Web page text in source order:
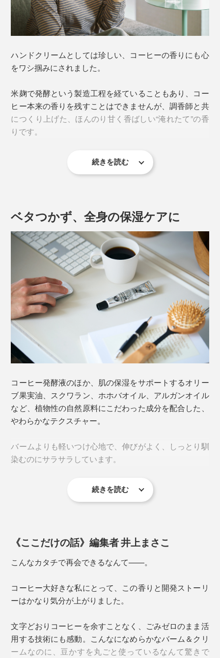
「お店で大量に出るコーヒーかす、何かに再利用できな
いかな」
オーナーのひと言が、『EVEREST』代表・橋本達史さ
STREAMER COFFEE COMPANYといえば、世界中か
ら多くのファンが訪れるニューウェーブコーヒーの国内
パイオニア。スケーターやミュージシャンなど、様々な
バックグラウンドを持ちながら、世界レベルの技術を誇
るバリスタたちが所属するコーヒーショップです。
最高の豆を探し求め、独自のセオリーでブレンド、その
豆の魅力を最大限に引き出すこだわりの焙煎を経て抽出
されるドリップやエスプレッソ。
それらの豆かすには、抗酸化作用として知られるポリフ
ェノールや消臭、保湿をサポートする油脂分が多く含ま
れています。
コスメとして再利用できる方法を模索するなか、辿り着
いたのが「余すところなくすべて使う」アップサイクル
ロテック）」を提供する、株式会社ソーイの発酵技術で
した。
ハンドクリームとしては珍しい、コーヒーの香りにも心
をワシ掴みにされました。
米麹で発酵という製造工程を経ていることもあり、コー
ヒー本来の香りを残すことはできませんが、調香師と共
につくり上げた、ほんのり甘く香ばしい“淹れたて”の香
りです。
香りの主張はひかえめ。肌に馴染ませた時にふわりと鼻
を通り抜け、やさしく漂う、自然体な香りづけです。
コーヒータイムや食事のジャマにならない香りだから、
バリスタたちも愛用中なんだとか。フローラルな香りが
苦手な男性にもぴったりです。
続きを読む
ベタつかず、全身の保湿ケアに
コーヒー発酵液のほか、肌の保湿をサポートするオリー
ブ果実油、スクワラン、ホホバオイル、アルガンオイル
など、植物性の自然原料にこだわった成分を配合した、
やわらかなテクスチャー。
バームよりも軽いつけ心地で、伸びがよく、しっとり馴
染むのにサラサラしています。
ベタつかないので仕事や家事の合間にも使いやすい。
続きを読む
《ここだけの話》編集者 井上まさこ
こんなカタチで再会できるなんて——。
コーヒー大好きな私にとって、この香りと開発ストーリ
ーはかなり気分が上がりました。
文字どおりコーヒーを余すことなく、ごみゼロのまま活
用する技術にも感動。こんなになめらかなバーム＆クリ
ームなのに、豆かすを丸ごと使っているなんて驚きで